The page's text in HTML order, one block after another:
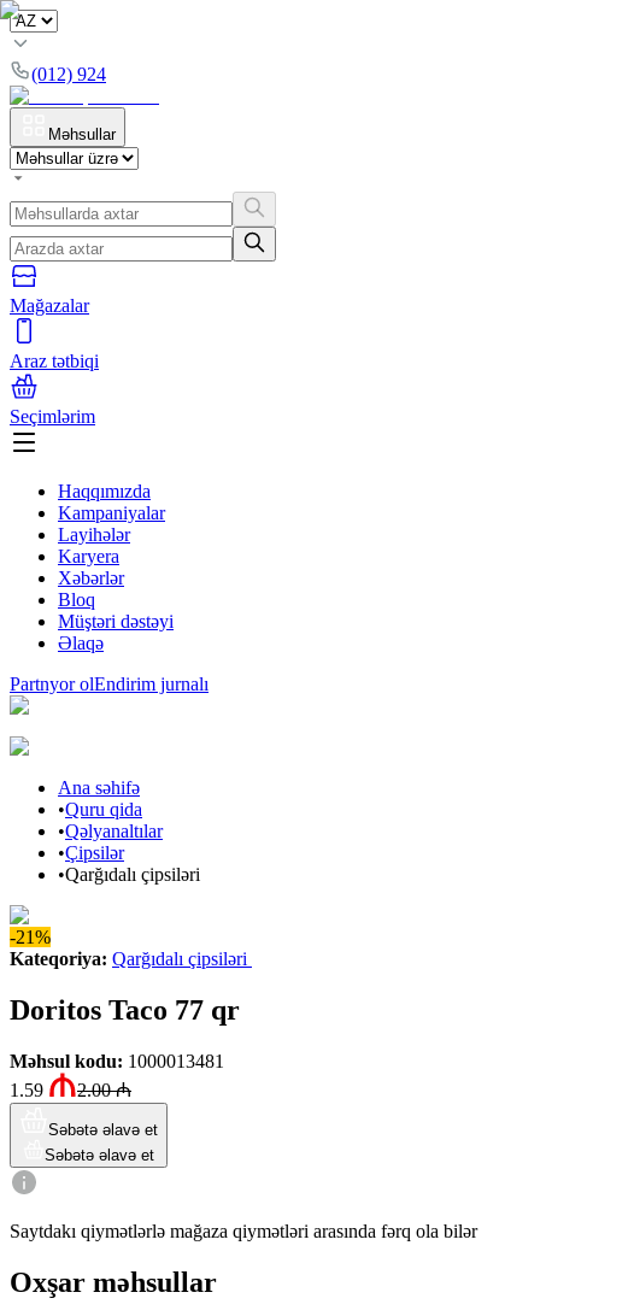
(012) 924
Məhsullar
Mağazalar
Araz tətbiqi
Seçimlərim
Haqqımızda
Kampaniyalar
Layihələr
Karyera
Xəbərlər
Bloq
Müştəri dəstəyi
Əlaqə
Partnyor olEndirim jurnalı
Ana səhifə
•Quru qida
•Qəlyanaltılar
•Çipsilər
•Qarğıdalı çipsiləri
-21%
Kateqoriya: Qarğıdalı çipsiləri
Doritos Taco 77 qr
Məhsul kodu: 1000013481
1.59
2.00₼
Səbətə əlavə et
Səbətə əlavə et
Saytdakı qiymətlərlə mağaza qiymətləri arasında fərq ola bilər
Oxşar məhsullar